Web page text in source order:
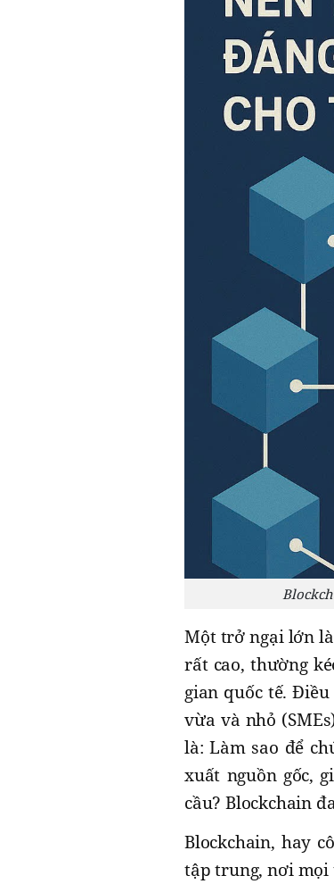
Một trở ngại lớn
rất cao, thường
gian quốc tế.
vừa và nhỏ
là: Làm sao để
xuất nguồn gốc,
cầu? Blockchain
Blockchain, hay
tập trung, nơi mọi